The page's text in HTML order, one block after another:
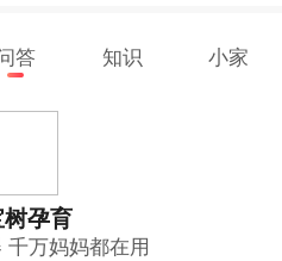
答 知识 小家
树孕育
千万妈妈都在用